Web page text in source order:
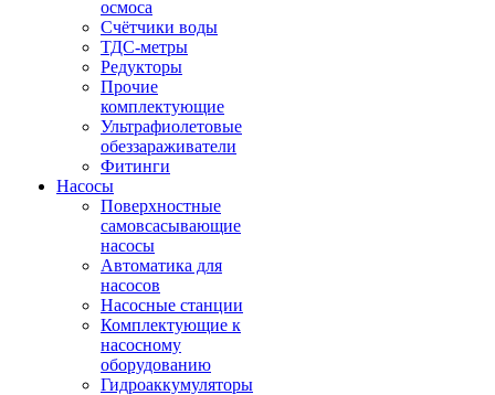
осмоса
Счётчики воды
ТДС-метры
Редукторы
Прочие
комплектующие
Ультрафиолетовые
обеззараживатели
Фитинги
Насосы
Поверхностные
самовсасывающие
насосы
Автоматика для
насосов
Насосные станции
Комплектующие к
насосному
оборудованию
Гидроаккумуляторы